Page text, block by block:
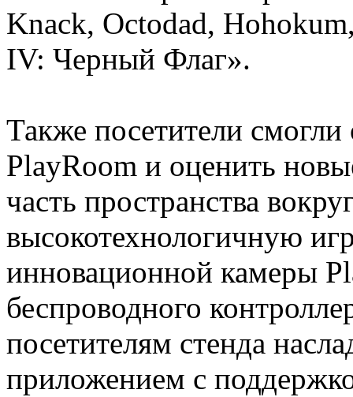
Knack, Octodad,
IV: Черный Флаг».
Также посетители
PlayRoom и оценить
часть пространства
высокотехнологичную
инновационной камеры
беспроводного
посетителям стенда
приложением с